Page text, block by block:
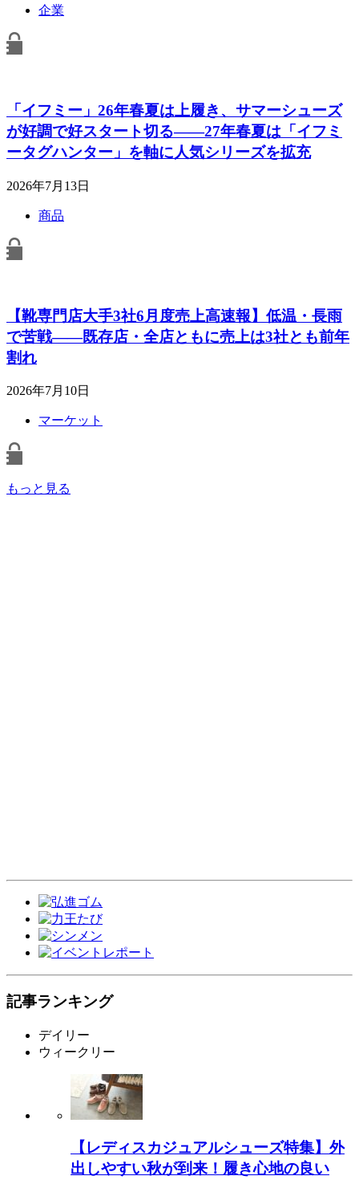
企業
「イフミー」26年春夏は上履き、サマーシューズ
が好調で好スタート切る――27年春夏は「イフミ
ータグハンター」を軸に人気シリーズを拡充
2026年7月13日
商品
【靴専門店大手3社6月度売上高速報】低温・長雨
で苦戦――既存店・全店ともに売上は3社とも前年
割れ
2026年7月10日
マーケット
もっと見る
記事ランキング
デイリー
ウィークリー
【レディスカジュアルシューズ特集】外
出しやすい秋が到来！履き心地の良い